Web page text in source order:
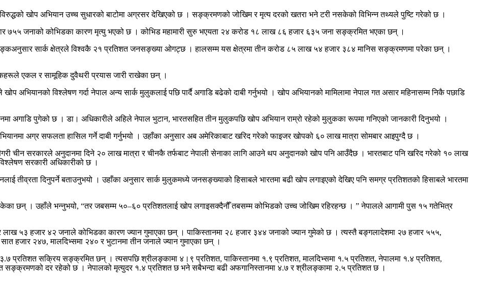
खोप अभियान उच्च सुधारको बाटोमा अग्रसर देखिएको छ । सङ्क्रमणको जोखिम र मृत्य दरको खतरा भने टरी नसकेको विभिन्न तथ्यले पुष्टि गरेको छ ।
७५५ जनाको कोभिडका कारण मृत्यु भएको छ । कोभिड महामारी सुरु भएयता २४ करोड १८ लाख ८६ हजार ६३५ जना सङ्क्रमित भएका छन् ।
सार्क क्षेत्रले विश्वकै २१ प्रतिशत जनसङ्ख्या ओगट्छ । हालसम्म यस क्षेत्रमा तीन करोड ८५ लाख ५४ हजार ३८४ मानिस सङ्क्रमणमा परेका छन् ।
एकल र सामूहिक दुवैथरी प्रयास जारी राखेका छन् ।
अभियानको विश्लेषण गर्दा नेपाल अन्य सार्क मुलुकलाई पछि पार्दै अगाडि बढेको दाबी गर्नुभयो । खोप अभियानको मामिलामा नेपाल गत असार महिनासम्म निकै पछाडि
अगाडि पुगेको छ । डा। अधिकारीले अहिले नेपाल भुटान, भारतसहित तीन मुलुकपछि खोप अभियान राम्रो रहेको मुलुकका रूपमा गनिएको जानकारी दिनुभयो ।
अग्र सफलता हासिल गर्ने दाबी गर्नुभयो । उहाँका अनुसार अब अमेरिकाबाट खरिद गरेको फाइजर खोपको ६० लाख मात्रा सोमबार आइपुग्दै छ ।
चीन सरकारले अनुदानमा दिने २० लाख मात्रा र चीनकै तर्फबाट नेपाली सेनाका लागि आउने थप अनुदानको खोप पनि आउँदैछ । भारतबाट पनि खरिद गरेको १० लाख
सरकारी अधिकारीको छ ।
तीव्रता दिनुपर्ने बताउनुभयो । उहाँका अनुसार सार्क मुलुकमध्ये जनसङ्ख्याको हिसाबले भारतमा बढी खोप लगाइएको देखिए पनि समग्र प्रतिशतको हिसाबले भारतमा
छन् । उहाँले भन्नुभयो, “तर जबसम्म ५०–६० प्रतिशतलाई खोप लगाइसक्दैनौँ तबसम्म कोभिडको उच्च जोखिम रहिरहन्छ । ” नेपालले आगामी पुस १५ गतेभित्र
लाख ५३ हजार ४२ जनाले कोभिडका कारण ज्यान गुमाएका छन् । पाकिस्तानमा २८ हजार ३४४ जनाको ज्यान गुमेको छ । त्यस्तै बङ्गलादेशमा २७ हजार ५५५,
हजार २४७, मालदिभ्समा २४० र भुटानमा तीन जनाले ज्यान गुमाएका छन् ।
प्रतिशत सक्रिय सङ्क्रमित छन् । त्यसपछि श्रीलङ्कामा ४।९ प्रतिशत, पाकिस्तानमा १.९ प्रतिशत, मालदिभ्समा १.५ प्रतिशत, नेपालमा १.४ प्रतिशत,
सङ्क्रमणको दर रहेको छ । नेपालको मृत्युदर १.४ प्रतिशत छ भने सबैभन्दा बढी अफगानिस्तानमा ४.७ र श्रीलङ्कामा २.५ प्रतिशत छ ।